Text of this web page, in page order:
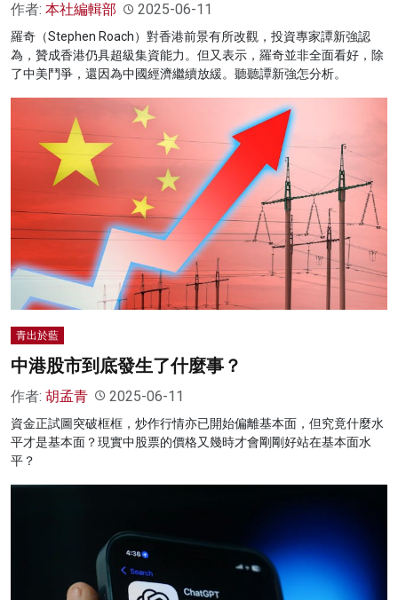
作者: 本社編輯部 2025-06-11
羅奇（Stephen Roach）對香港前景有所改觀，投資專家譚新強認
為，贊成香港仍具超級集資能力。但又表示，羅奇並非全面看好，除
了中美鬥爭，還因為中國經濟繼續放緩。聽聽譚新強怎分析。
青出於藍
中港股市到底發生了什麼事？
作者: 胡孟青 2025-06-11
資金正試圖突破框框，炒作行情亦已開始偏離基本面，但究竟什麼水
平才是基本面？現實中股票的價格又幾時才會剛剛好站在基本面水
平？